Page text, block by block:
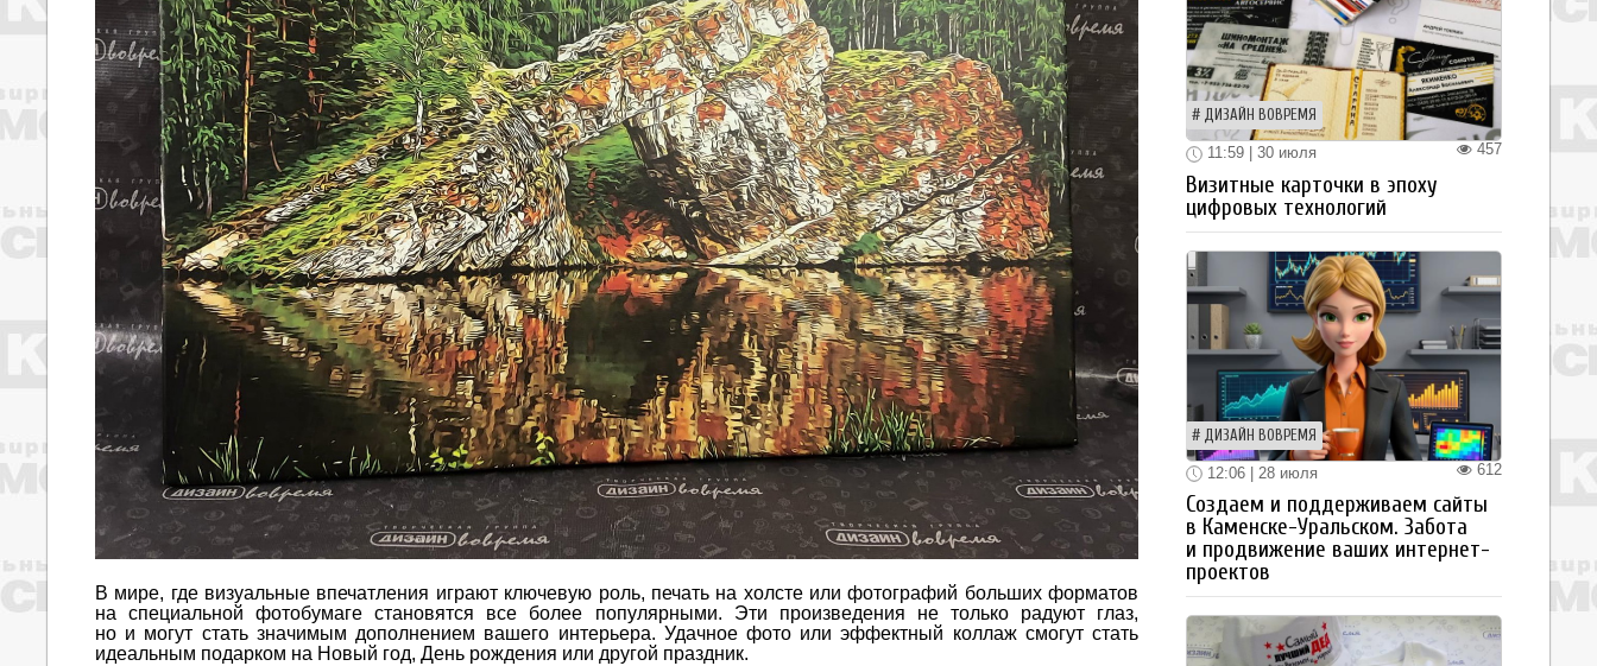
В мире, где визуальные впечатления играют ключевую роль, печать на холсте или фотографий больших форматов
на специальной фотобумаге становятся все более популярными. Эти произведения не только радуют глаз,
но и могут стать значимым дополнением вашего интерьера. Удачное фото или эффектный коллаж смогут стать
идеальным подарком на Новый год, День рождения или другой праздник.
ДИЗАЙН ВОВРЕМЯ
457
11:59 | 30 июля
Визитные карточки в эпоху
цифровых технологий
ДИЗАЙН ВОВРЕМЯ
612
12:06 | 28 июля
Создаем и поддерживаем сайты
в Каменске-Уральском. Забота
и продвижение ваших интернет-
проектов